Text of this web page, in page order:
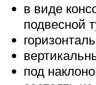
в виде
подвесной
под